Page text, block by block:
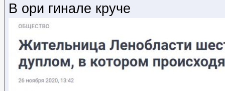
В ори гинале круче